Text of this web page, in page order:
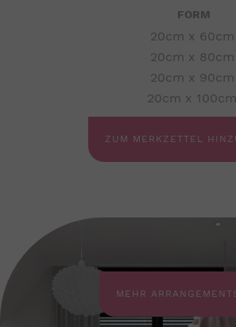
FORM
20cm x 60cm
20cm x 80cm
20cm x 90cm
20cm x 100cm
ZUM MERKZETTEL
MEHR